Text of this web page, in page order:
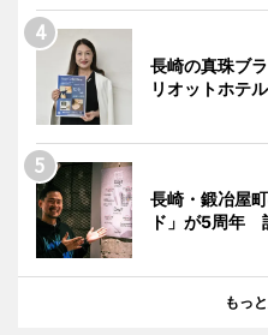
長崎の真珠ブ
リオットホテ
長崎・鍛冶屋
ド」が5周年
もっ